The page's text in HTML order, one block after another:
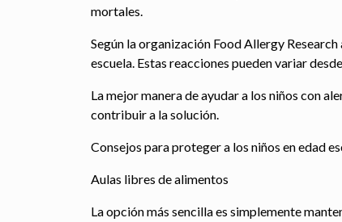
mortales.
Según la organización Food Allergy
escuela. Estas reacciones pueden variar
La mejor manera de ayudar a los niños con
contribuir a la solución.
Consejos para proteger a los niños en edad
Aulas libres de alimentos
La opción más sencilla es simplemente